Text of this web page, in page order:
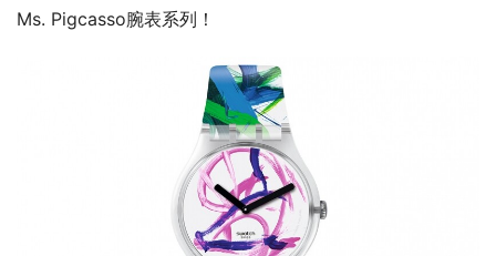
Ms. Pigcasso腕表系列！